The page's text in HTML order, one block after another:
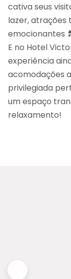
cativa seus
lazer, atrações
emocionantes
E no Hotel
experiência
acomodações
privilegiada
um espaço
relaxamento!